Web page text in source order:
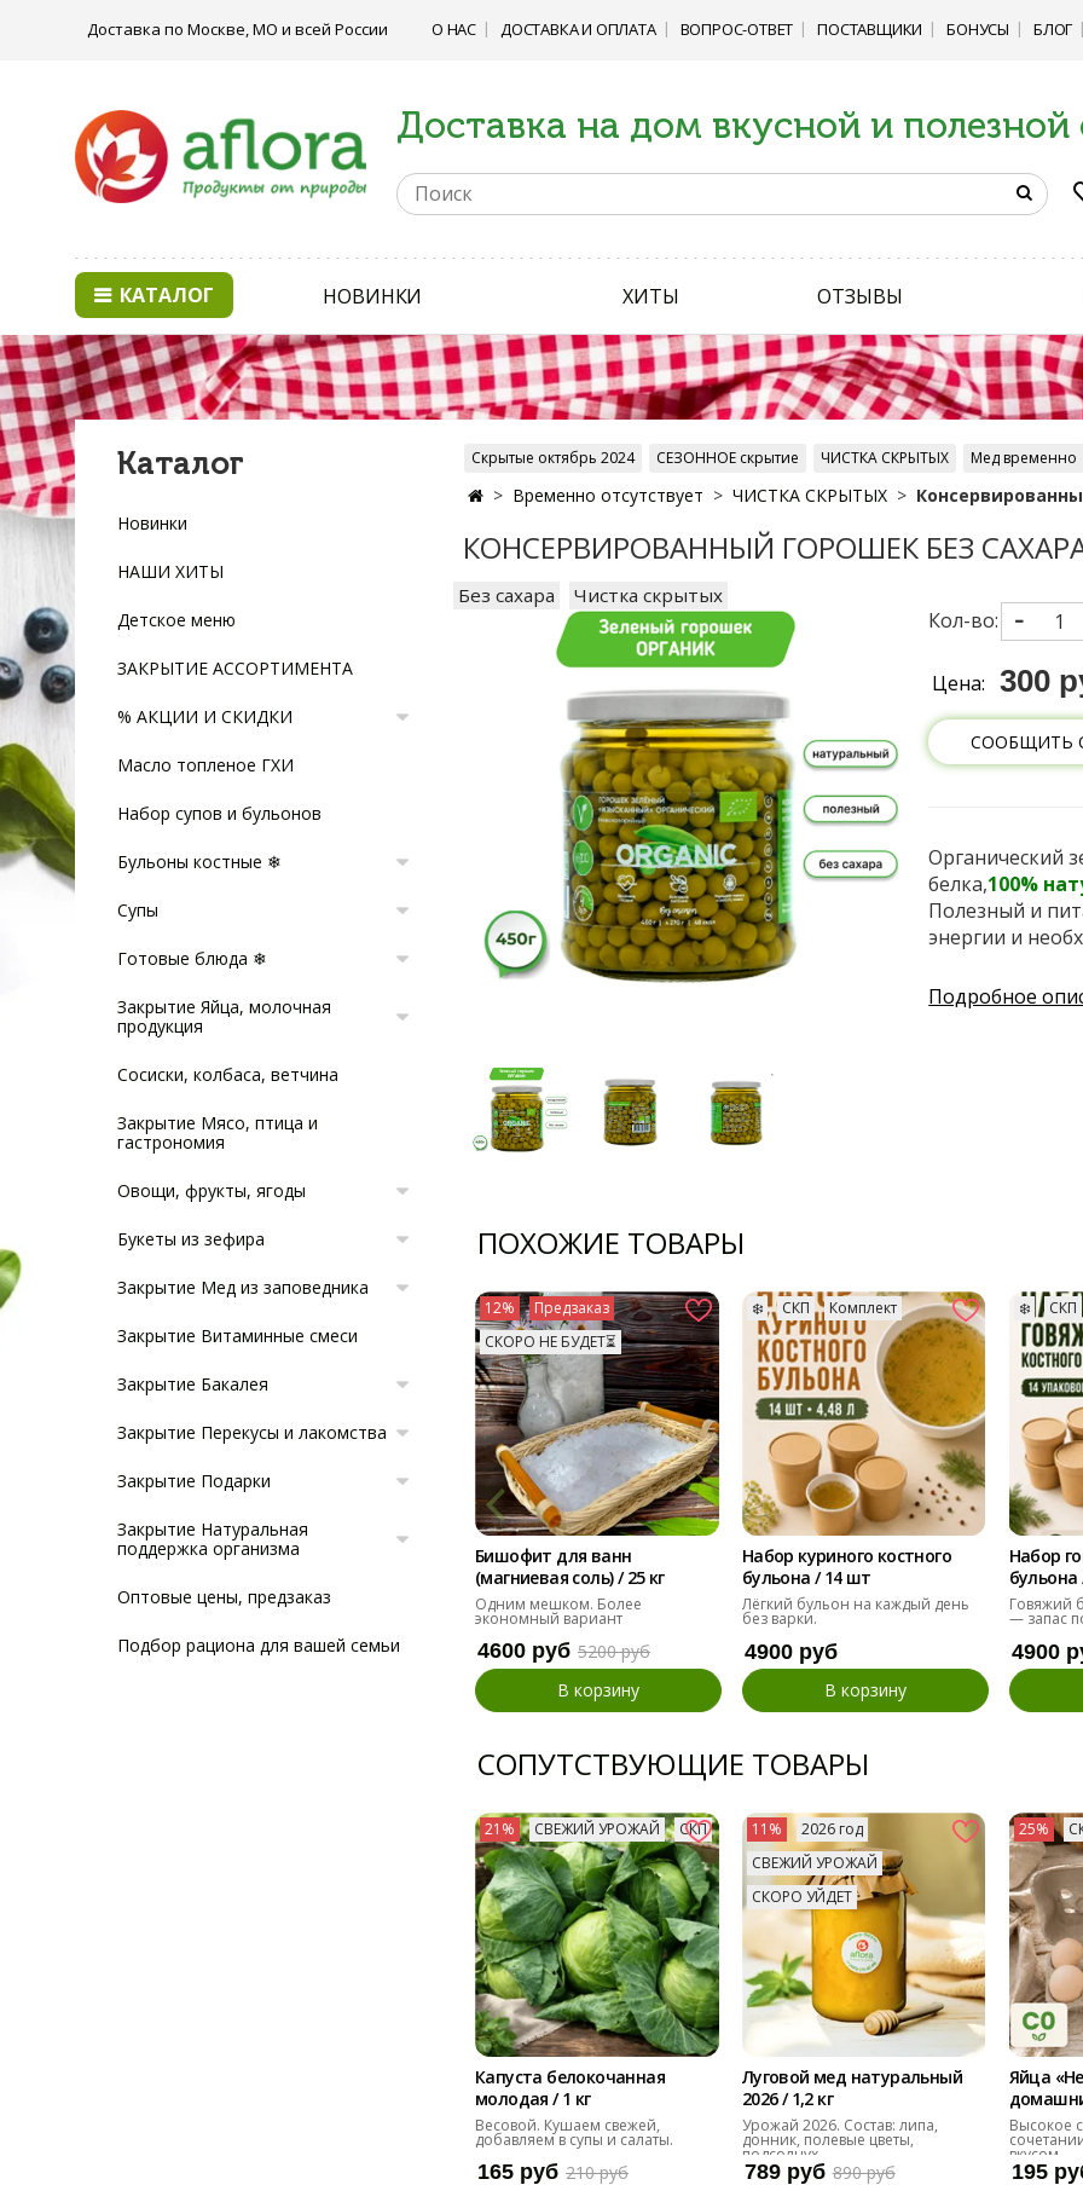
Доставка по Москве, МО и всей России О НАС ДОСТАВКА И ОПЛАТА ВОПРОС-ОТВЕТ ПОСТАВЩИКИ БОНУСЫ БЛОГ
Доставка на дом вкусной и полезной
КАТАЛОГ НОВИНКИ ХИТЫ ОТЗЫВЫ
Скрытые октябрь 2024 СЕЗОННОЕ скрытие ЧИСТКА СКРЫТЫХ Мед временно
Временно отсутствует ЧИСТКА СКРЫТЫХ
КОНСЕРВИРОВАННЫЙ ГОРОШЕК БЕЗ
Без сахара Чистка скрытых
Кол-во:
Цена: 300
СООБЩИТЬ
Органический
белка,100%
Полезный и
энергии и
Подробное
ПОХОЖИЕ ТОВАРЫ
12%
Предзаказ
СКОРО НЕ БУДЕТ⏳
Бишофит для ванн
(магниевая соль) / 25 кг
Одним мешком. Более
экономный вариант
4600 руб 5200 руб
В корзину
❄️ СКП Комплект
Набор куриного костного
бульона / 14 шт
Лёгкий бульон на каждый день
без варки.
4900 руб
В корзину
❄️ СКП
Набор
Говяжий
— запас
4900
СОПУТСТВУЮЩИЕ ТОВАРЫ
21% СВЕЖИЙ УРОЖАЙ СКП
Капуста белокочанная
молодая / 1 кг
Весовой. Кушаем свежей,
добавляем в супы и салаты.
165 руб 210 руб
11%
2026 год
СВЕЖИЙ УРОЖАЙ
СКОРО УЙДЕТ
Луговой мед натуральный
2026 / 1,2 кг
Урожай 2026. Состав: липа,
донник, полевые цветы,
подсолнух
789 руб 890 руб
25%
Яйца
десяток
Высокое
вкусом.
195
Каталог
Новинки
НАШИ ХИТЫ
Детское меню
ЗАКРЫТИЕ АССОРТИМЕНТА
% АКЦИИ И СКИДКИ
Масло топленое ГХИ
Набор супов и бульонов
Бульоны костные ❄
Супы
Готовые блюда ❄
Закрытие Яйца, молочная
продукция
Сосиски, колбаса, ветчина
Закрытие Мясо, птица и
гастрономия
Овощи, фрукты, ягоды
Букеты из зефира
Закрытие Мед из заповедника
Закрытие Витаминные смеси
Закрытие Бакалея
Закрытие Перекусы и лакомства
Закрытие Подарки
Закрытие Натуральная
поддержка организма
Оптовые цены, предзаказ
Подбор рациона для вашей семьи